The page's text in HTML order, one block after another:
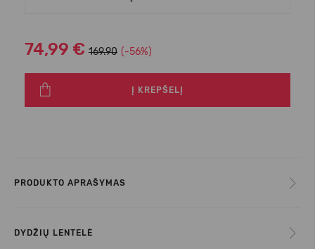
74,99 € 169.90 (-56%)
Į KREPŠELĮ
PRODUKTO APRAŠYMAS
DYDŽIŲ LENTELĖ